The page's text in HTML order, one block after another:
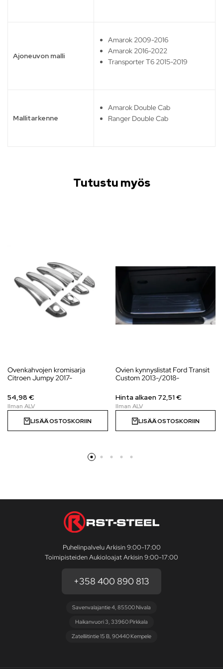
Ajoneuvon malli
Amarok 2009-2016
Amarok 2016-2022
Transporter T6 2015-2019
Mallitarkenne
Amarok Double Cab
Ranger Double Cab
Tutustu myös
Ovenkahvojen kromisarja
Citroen Jumpy 2017-
54,98 €
LISÄÄ OSTOSKORIIN
Ovien kynnyslistat Ford Transit
Custom 2013-/2018-
Hinta alkaen 72,51 €
LISÄÄ OSTOSKORIIN
Puhelinpalvelu Arkisin 9:00-17:00
Toimipisteiden Aukioloajat Arkisin 9:00-17:00
+358 400 890 813
Savenvalajantie 4, 85500 Nivala
Haikanvuori 3, 33960 Pirkkala
Zatelliitintie 15 B, 90440 Kempele